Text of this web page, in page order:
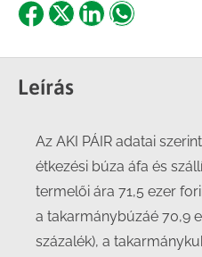
Share
Facebook
Share
X
ShareShare
Leírás
Az AKI PÁIR adatai
étkezési búza áfa és
termelői ára 71,5 ezer
a takarmánybúzáé 70,9
százalék), a